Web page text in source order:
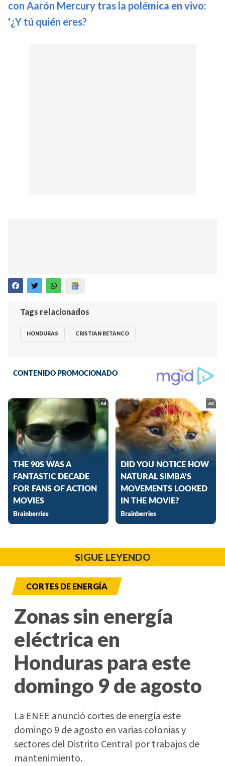
con Aarón Mercury tras la polémica en vivo:
'¿Y tú quién eres?
Tags relacionados
HONDURAS CRISTIAN BETANCO
SIGUE LEYENDO
CORTES DE ENERGÍA
Zonas sin energía
eléctrica en
Honduras para este
domingo 9 de agosto
La ENEE anunció cortes de energía este
domingo 9 de agosto en varias colonias y
sectores del Distrito Central por trabajos de
mantenimiento.